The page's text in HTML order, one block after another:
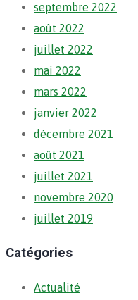
septembre 2022
août 2022
juillet 2022
mai 2022
mars 2022
janvier 2022
décembre 2021
août 2021
juillet 2021
novembre 2020
juillet 2019
Catégories
Actualité